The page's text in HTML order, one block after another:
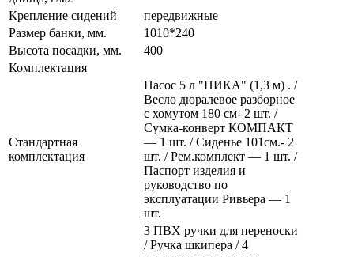
Крепление сидений
передвижные
Размер банки, мм.
1010*240
Высота посадки, мм.
400
Комплектация
Стандартная
комплектация
Насос 5 л "НИКА" (1,3 м) . /
Весло дюралевое разборное
с хомутом 180 см- 2 шт. /
Сумка-конверт КОМПАКТ
— 1 шт. / Сиденье 101см.- 2
шт. / Рем.комплект — 1 шт. /
Паспорт изделия и
руководство по
эксплуатации Ривьера — 1
шт.
3 ПВХ ручки для переноски
/ Ручка шкипера / 4